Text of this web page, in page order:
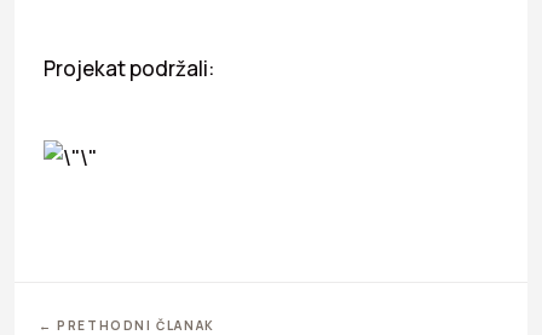
Projekat podržali:
← PRETHODNI ČLANAK